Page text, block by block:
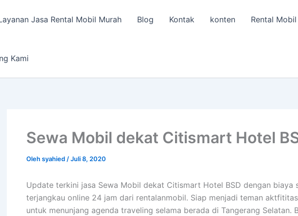
Jasa Rental Mobil Murah Blog Kontak konten Rental
Kami
Sewa Mobil dekat Citismart Hotel
Olehsyahied /Juli 8, 2020
Update terkini jasa Sewa Mobil dekat Citismart Hotel BSD dengan biaya
terjangkau online 24 jam dari rentalanmobil. Siap menjadi teman
untuk menunjang agenda traveling selama berada di Tangerang Selatan.